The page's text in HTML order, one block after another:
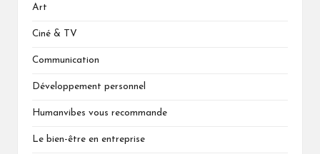
Art
Ciné & TV
Communication
Développement personnel
Humanvibes vous recommande
Le bien-être en entreprise